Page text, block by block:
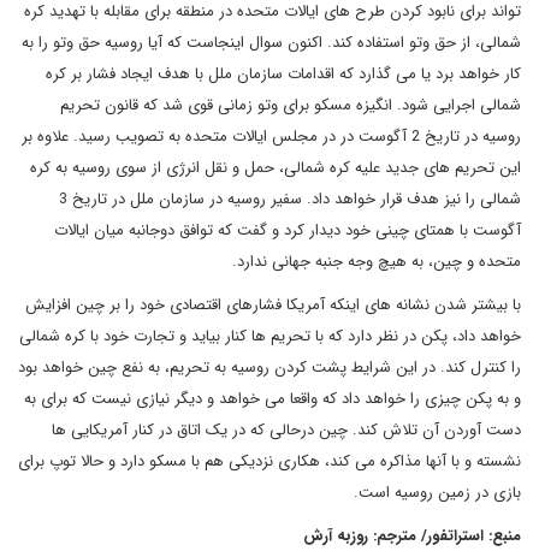
تواند برای نابود کردن طرح های ایالات متحده در منطقه برای مقابله با تهدید کره
شمالی، از حق وتو استفاده کند. اکنون سوال اینجاست که آیا روسیه حق وتو را به
کار خواهد برد یا می گذارد که اقدامات سازمان ملل با هدف ایجاد فشار بر کره
شمالی اجرایی شود. انگیزه مسکو برای وتو زمانی قوی شد که قانون تحریم
روسیه در تاریخ 2 آگوست در در مجلس ایالات متحده به تصویب رسید. علاوه بر
این تحریم های جدید علیه کره شمالی، حمل و نقل انرژی از سوی روسیه به کره
شمالی را نیز هدف قرار خواهد داد. سفیر روسیه در سازمان ملل در تاریخ 3
آگوست با همتای چینی خود دیدار کرد و گفت که توافق دوجانبه میان ایالات
متحده و چین، به هیچ وجه جنبه جهانی ندارد.
با بیشتر شدن نشانه های اینکه آمریکا فشارهای اقتصادی خود را بر چین افزایش
خواهد داد، پکن در نظر دارد که با تحریم ها کنار بیاید و تجارت خود با کره شمالی
را کنترل کند. در این شرایط پشت کردن روسیه به تحریم، به نفع چین خواهد بود
و به پکن چیزی را خواهد داد که واقعا می خواهد و دیگر نیازی نیست که برای به
دست آوردن آن تلاش کند. چین درحالی که در یک اتاق در کنار آمریکایی ها
نشسته و با آنها مذاکره می کند، هکاری نزدیکی هم با مسکو دارد و حالا توپ برای
بازی در زمین روسیه است.
منبع: استراتفور/ مترجم: روزبه آرش